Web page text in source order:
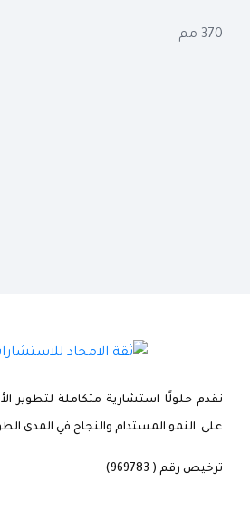
370 مم
نقدم حلولًا استشارية متكاملة لتطوير
على النمو المستدام والنجاح في المدى
ترخيص رقم ( 969783)